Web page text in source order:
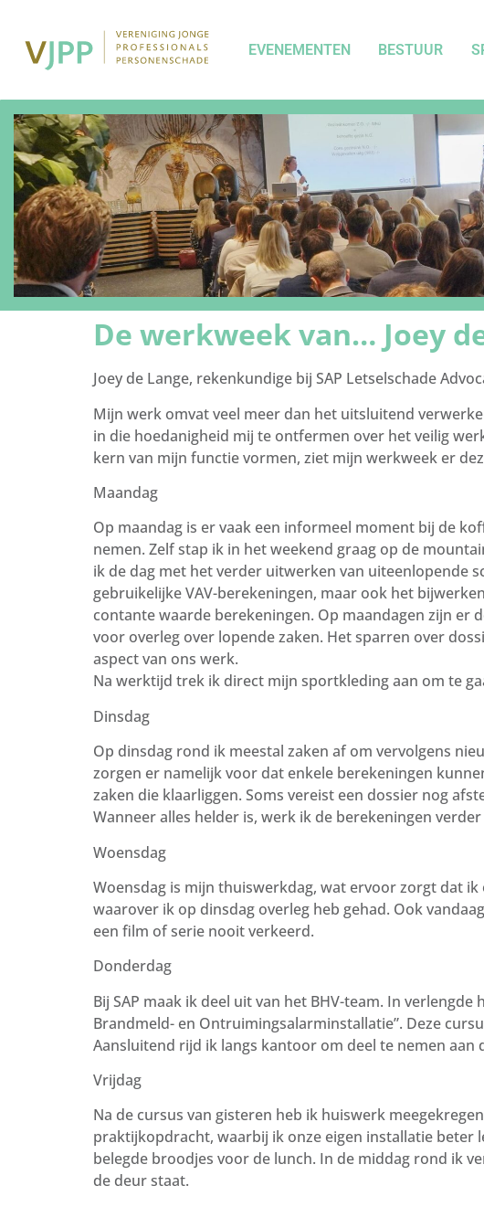
EVENEMENTEN BESTUUR
De werkweek van… Joey
Joey de Lange, rekenkundige bij SAP Letselschade
Mijn werk omvat veel meer dan het uitsluitend
in die hoedanigheid mij te ontfermen over het veilig
kern van mijn functie vormen, ziet mijn werkweek er
Maandag
Op maandag is er vaak een informeel moment bij de
nemen. Zelf stap ik in het weekend graag op de
ik de dag met het verder uitwerken van uiteenlopende
gebruikelijke VAV-berekeningen, maar ook het
contante waarde berekeningen. Op maandagen zijn er
voor overleg over lopende zaken. Het sparren over
aspect van ons werk.
Na werktijd trek ik direct mijn sportkleding aan om te
Dinsdag
Op dinsdag rond ik meestal zaken af om vervolgens
zorgen er namelijk voor dat enkele berekeningen
zaken die klaarliggen. Soms vereist een dossier nog
Wanneer alles helder is, werk ik de berekeningen
Woensdag
Woensdag is mijn thuiswerkdag, wat ervoor zorgt dat
waarover ik op dinsdag overleg heb gehad. Ook
een film of serie nooit verkeerd.
Donderdag
Bij SAP maak ik deel uit van het BHV-team. In
Brandmeld- en Ontruimingsalarminstallatie”. Deze
Aansluitend rijd ik langs kantoor om deel te nemen aan
Vrijdag
Na de cursus van gisteren heb ik huiswerk
praktijkopdracht, waarbij ik onze eigen installatie
belegde broodjes voor de lunch. In de middag rond ik
de deur staat.